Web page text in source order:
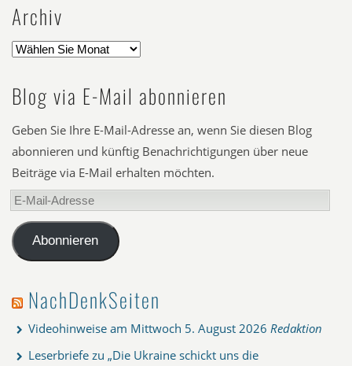
Archiv
Blog via E-Mail abonnieren
Geben Sie Ihre E-Mail-Adresse an, wenn Sie diesen Blog
abonnieren und künftig Benachrichtigungen über neue
Beiträge via E-Mail erhalten möchten.
E-
Mail-
AdresseAbonnieren
NachDenkSeiten
Videohinweise am Mittwoch 5. August 2026 Redaktion
Leserbriefe zu „Die Ukraine schickt uns die